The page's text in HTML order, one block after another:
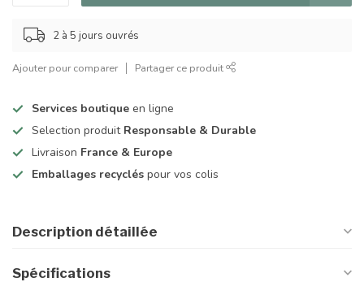
2 à 5 jours ouvrés
Ajouter pour comparer Partager ce produit
Services boutique en ligne
Selection produit Responsable & Durable
Livraison France & Europe
Emballages recyclés pour vos colis
Description détaillée
Spécifications